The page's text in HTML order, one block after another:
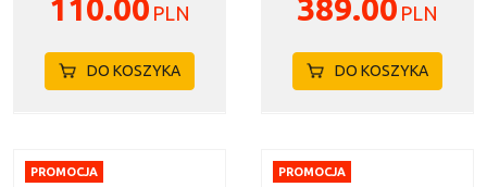
110.00 PLN
DO KOSZYKA
389.00 PLN
DO KOSZYKA
PROMOCJA PROMOCJA